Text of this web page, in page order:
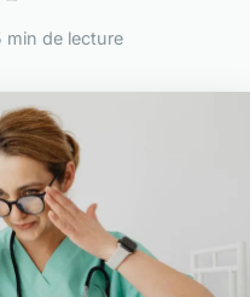
min de lecture